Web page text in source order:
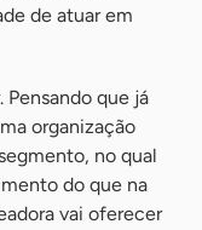
de atuar em
que já
organização
no qual
do que na
vai oferecer